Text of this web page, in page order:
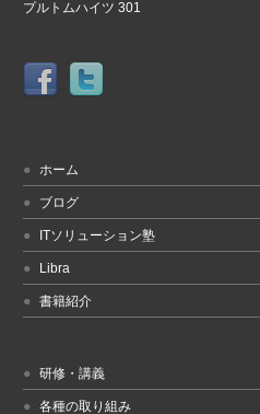
プルトムハイツ 301
ホーム
ブログ
ITソリューション塾
Libra
書籍紹介
研修・講義
各種の取り組み